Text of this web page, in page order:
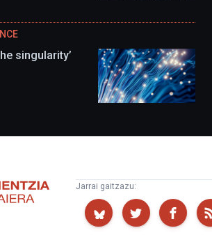
singularity’
Jarrai gaitzazu: